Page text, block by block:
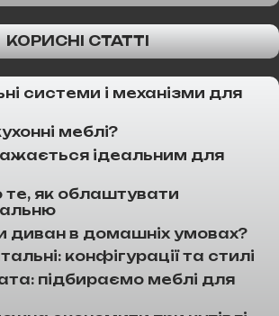
КОРИСНІ СТАТТІ
системи і механізми для
меблі?
ідеальним для
те, як облаштувати
диван в домашніх умовах?
конфігурації та стилі
підбираємо меблі для